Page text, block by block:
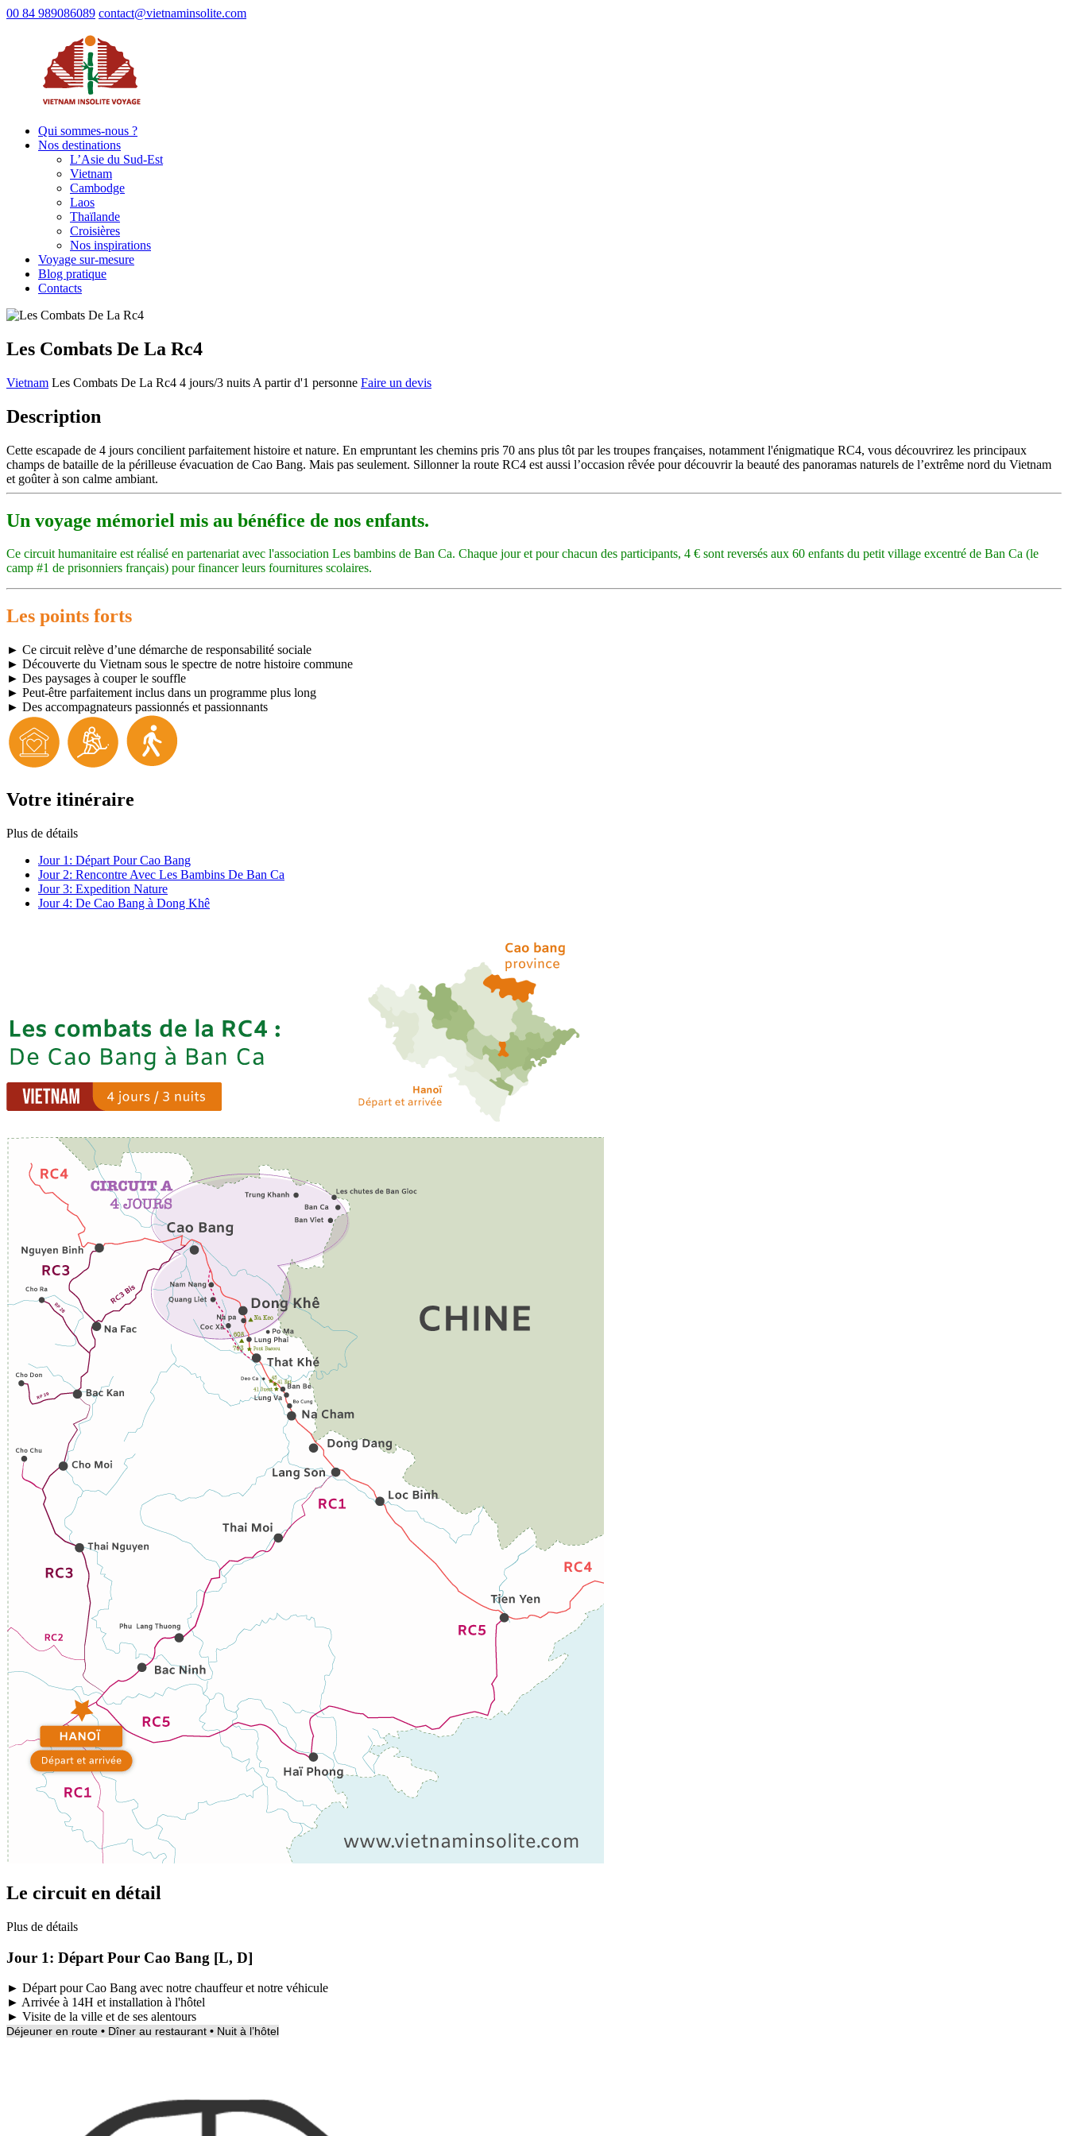
00 84 989086089 contact@vietnaminsolite.com
Qui sommes-nous ?
Nos destinations
L’Asie du Sud-Est
Vietnam
Cambodge
Laos
Thaïlande
Croisières
Nos inspirations
Voyage sur-mesure
Blog pratique
Contacts
Les Combats De La Rc4
Vietnam Les Combats De La Rc4 4 jours/3 nuits A partir d'1 personne Faire un devis
Description
Cette escapade de 4 jours concilient parfaitement histoire et nature. En empruntant les chemins pris 70 ans plus tôt par les troupes françaises, notamment l'énigmatique RC4, vous découvrirez les principaux
champs de bataille de la périlleuse évacuation de Cao Bang. Mais pas seulement. Sillonner la route RC4 est aussi l’occasion rêvée pour découvrir la beauté des panoramas naturels de l’extrême nord du Vietnam
et goûter à son calme ambiant.
Un voyage mémoriel mis au bénéfice de nos enfants.
Ce circuit humanitaire est réalisé en partenariat avec l'association Les bambins de Ban Ca. Chaque jour et pour chacun des participants, 4 € sont reversés aux 60 enfants du petit village excentré de Ban Ca (le
camp #1 de prisonniers français) pour financer leurs fournitures scolaires.
Les points forts
► Ce circuit relève d’une démarche de responsabilité sociale
► Découverte du Vietnam sous le spectre de notre histoire commune
► Des paysages à couper le souffle
► Peut-être parfaitement inclus dans un programme plus long
► Des accompagnateurs passionnés et passionnants
Votre itinéraire
Plus de détails
Jour 1: Départ Pour Cao Bang
Jour 2: Rencontre Avec Les Bambins De Ban Ca
Jour 3: Expedition Nature
Jour 4: De Cao Bang à Dong Khê
Le circuit en détail
Plus de détails
Jour 1: Départ Pour Cao Bang [L, D]
► Départ pour Cao Bang avec notre chauffeur et notre véhicule
► Arrivée à 14H et installation à l'hôtel
► Visite de la ville et de ses alentours
Déjeuner en route • Dîner au restaurant • Nuit à l’hôtel